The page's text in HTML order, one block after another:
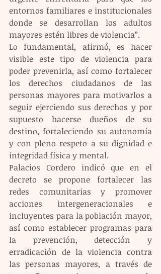
entornos familiares e institucionales
donde se desarrollan los adultos
mayores estén libres de violencia”.
Lo fundamental, afirmó, es hacer
visible este tipo de violencia para
poder prevenirla, así como fortalecer
los derechos ciudadanos de las
personas mayores para motivarlos a
seguir ejerciendo sus derechos y por
supuesto hacerse dueños de su
destino, fortaleciendo su autonomía
y con pleno respeto a su dignidad e
integridad física y mental.
Palacios Cordero indicó que en el
decreto se propone fortalecer las
redes comunitarias y promover
acciones intergeneracionales e
incluyentes para la población mayor,
así como establecer programas para
la prevención, detección y
erradicación de la violencia contra
las personas mayores, a través de